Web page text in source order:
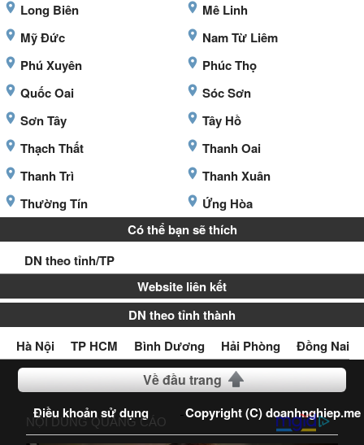
Long Biên
Mê Linh
Mỹ Đức
Nam Từ Liêm
Phú Xuyên
Phúc Thọ
Quốc Oai
Sóc Sơn
Sơn Tây
Tây Hồ
Thạch Thất
Thanh Oai
Thanh Trì
Thanh Xuân
Thường Tín
Ứng Hòa
Có thể bạn sẽ thích
DN theo tỉnh/TP
Website liên kết
DN theo tỉnh thành
Hà Nội
TP HCM Bình Dương Hải Phòng Đồng Nai
Về đầu trang
Điều khoản sử dụng Copyright (C) doanhnghiep.me